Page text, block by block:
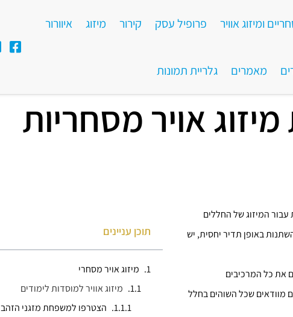
ומיזוג אוויר פרופיל עסק​ קירור מיזוג איוורור
מאמרים גלריית תמונות
אויר מסחריות
המיזוג של החללים
באופן תדיר יחסית, יש
את כל המרכיבים
מוודאים שכל השוהים בחלל
תוכן עניינים
מיזוג אויר מסחרי
מיזוג אוויר למוסדות לימודים
הצטרפו למשפחת מזגני הזהב